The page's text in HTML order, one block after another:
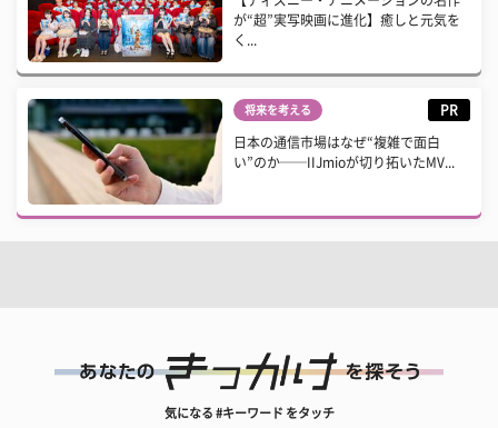
が“超”実写映画に進化】癒しと元気を
く...
将来を考える PR
日本の通信市場はなぜ“複雑で面白
い”のか──IIJmioが切り拓いたMV...
気になる #キーワード をタッチ